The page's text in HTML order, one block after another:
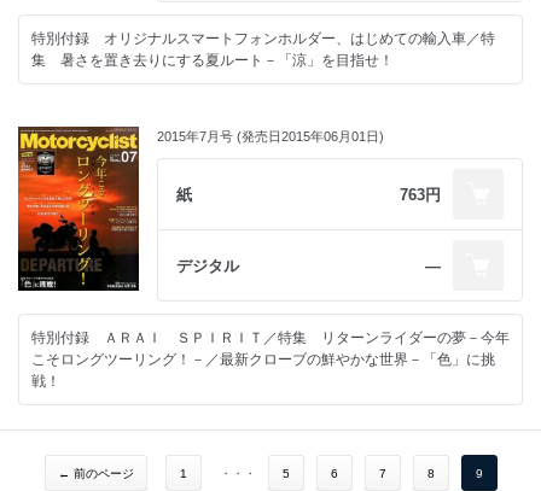
特別付録 オリジナルスマートフォンホルダー、はじめての輸入車／特
集 暑さを置き去りにする夏ルート－「涼」を目指せ！
2015年7月号 (発売日2015年06月01日)
紙 763円
デジタル ―
特別付録 ＡＲＡＩ ＳＰＩＲＩＴ／特集 リターンライダーの夢－今年
こそロングツーリング！－／最新クローブの鮮やかな世界－「色」に挑
戦！
← 前のページ 1 ・・・ 5 6 7 8 9